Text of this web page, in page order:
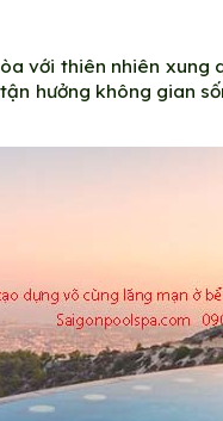
với thiên nhiên xung
hưởng không gian